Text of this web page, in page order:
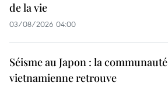
de la vie
03/08/2026 04:00
Séisme au Japon : la communauté
vietnamienne retrouve